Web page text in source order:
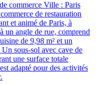
commerce Ville : Paris
de restauration
et animé de Paris, à
un angle de rue, comprend
de 9,98 m² et un
sous-sol avec cave de
une surface totale
adapté pour des activités